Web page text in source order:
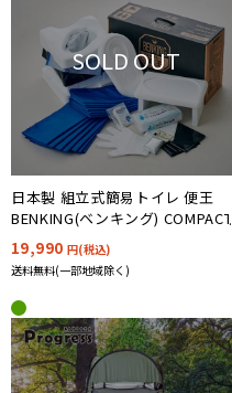
SOLD OUT
日本製 組立式簡易トイレ 便王
BENKING(ベンキング) COMPACT
7日分
19,990 円(税込)
送料無料(一部地域除く)